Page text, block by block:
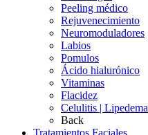
Peeling médico
Rejuvenecimiento
Neuromoduladores
Labios
Pomulos
Ácido hialurónico
Vitaminas
Flacidez
Celulitis | Lipedema
Back
Tratamientos Faciales